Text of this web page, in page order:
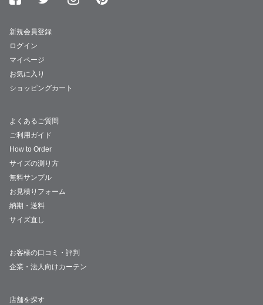
新規会員登録
ログイン
マイページ
お気に入り
ショッピングカート
よくあるご質問
ご利用ガイド
How to Order
サイズの測り方
無料サンプル
お見積りフォーム
納期・送料
サイズ直し
お客様の口コミ・評判
企業・法人向けカーテン
店舗を探す